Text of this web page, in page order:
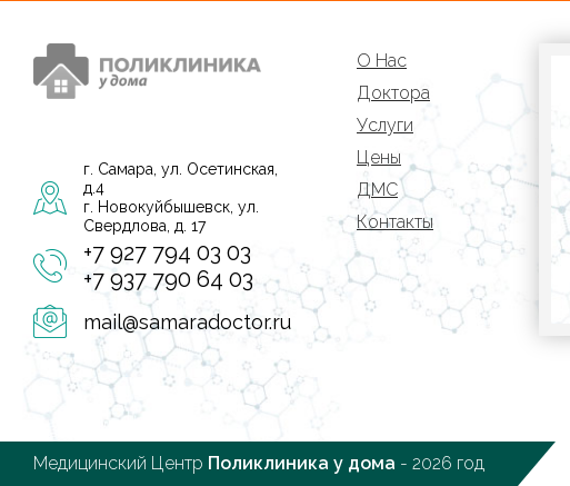
г. Самара, ул. Осетинская,
д.4
г. Новокуйбышевск, ул.
Свердлова, д. 17
+7 927 794 03 03
+7 937 790 64 03
mail@samaradoctor.ru
О Нас
Доктора
Услуги
Цены
ДМС
Контакты
Медицинский Центр Поликлиника у дома - 2026 год